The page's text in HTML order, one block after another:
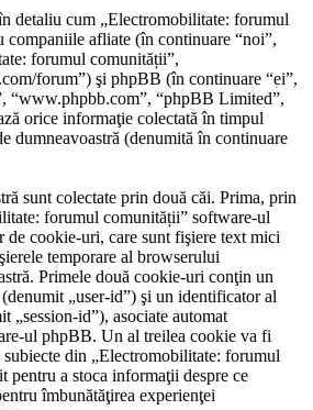
detaliu cum „Electromobilitate: forumul
companiile afliate (în continuare “noi”,
forumul comunității”,
forum”) şi phpBB (în continuare “ei”,
“www.phpbb.com”, “phpBB Limited”,
orice informaţie colectată în timpul
dumneavoastră (denumită în continuare
sunt colectate prin două căi. Prima, prin
forumul comunității” software-ul
de cookie-uri, care sunt fişiere text mici
temporare al browserului
Primele două cookie-uri conţin un
„user-id”) şi un identificator al
„session-id”), asociate automat
ul phpBB. Un al treilea cookie va fi
subiecte din „Electromobilitate: forumul
pentru a stoca informaţii despre ce
îmbunătăţirea experienţei